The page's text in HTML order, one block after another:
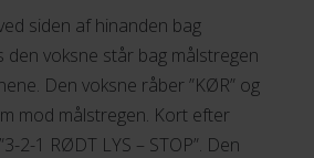
siden af hinanden bag
den voksne står bag målstregen
Den voksne råber ”KØR” og
mod målstregen. Kort efter
2-1 RØDT LYS – STOP”. Den